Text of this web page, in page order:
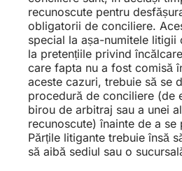
recunoscute pentru
obligatorii de conciliere.
special la așa-numitele litigii
la pretențiile privind
care fapta nu a fost comisă
aceste cazuri, trebuie să se
procedură de conciliere (de
birou de arbitraj sau a unei
recunoscute) înainte de a se
Părțile litigante trebuie însă
să aibă sediul sau o